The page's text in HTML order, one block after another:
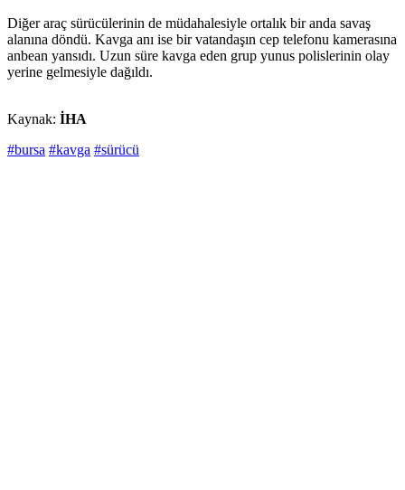
Diğer araç sürücülerinin de müdahalesiyle ortalık bir anda savaş
alanına döndü. Kavga anı ise bir vatandaşın cep telefonu kamerasına
anbean yansıdı. Uzun süre kavga eden grup yunus polislerinin olay
yerine gelmesiyle dağıldı.
Kaynak: İHA
#bursa #kavga #sürücü